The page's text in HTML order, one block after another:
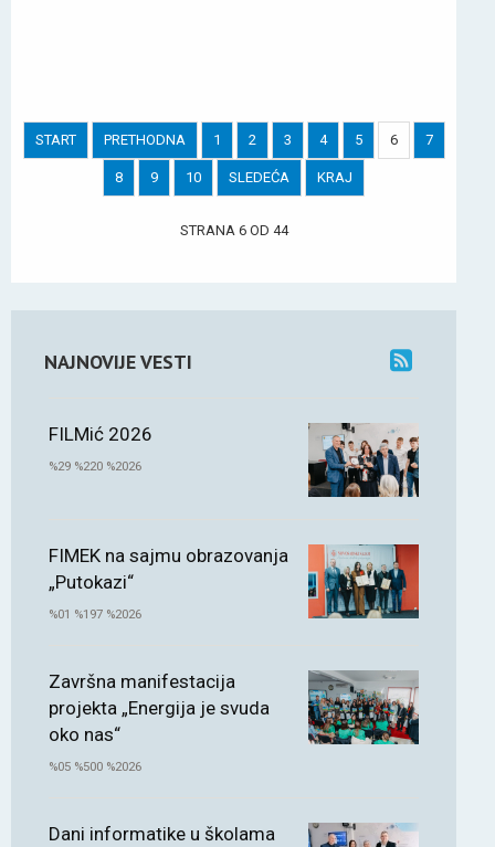
START PRETHODNA 1 2 3 4 5 6 7
8 9 10 SLEDEĆA KRAJ
STRANA 6 OD 44
NAJNOVIJE VESTI
FILMić 2026
%29 %220 %2026
FIMEK na sajmu obrazovanja
„Putokazi“
%01 %197 %2026
Završna manifestacija
projekta „Energija je svuda
oko nas“
%05 %500 %2026
Dani informatike u školama